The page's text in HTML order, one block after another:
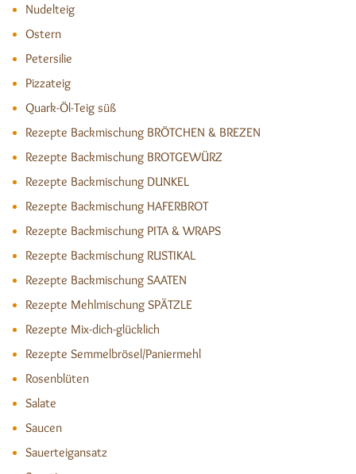
Nudelteig
Ostern
Petersilie
Pizzateig
Quark-Öl-Teig süß
Rezepte Backmischung BRÖTCHEN & BREZEN
Rezepte Backmischung BROTGEWÜRZ
Rezepte Backmischung DUNKEL
Rezepte Backmischung HAFERBROT
Rezepte Backmischung PITA & WRAPS
Rezepte Backmischung RUSTIKAL
Rezepte Backmischung SAATEN
Rezepte Mehlmischung SPÄTZLE
Rezepte Mix-dich-glücklich
Rezepte Semmelbrösel/Paniermehl
Rosenblüten
Salate
Saucen
Sauerteigansatz